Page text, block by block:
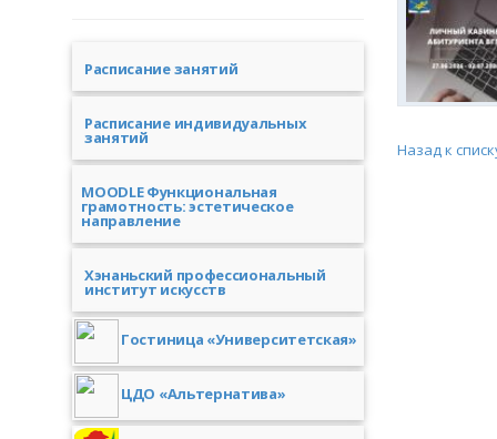
Расписание занятий
Расписание индивидуальных
занятий
MOODLE Функциональная
грамотность: эстетическое
направление
Хэнаньский профессиональный
институт искусств
Гостиница «Университетская»
ЦДО «Альтернатива»
Назад к